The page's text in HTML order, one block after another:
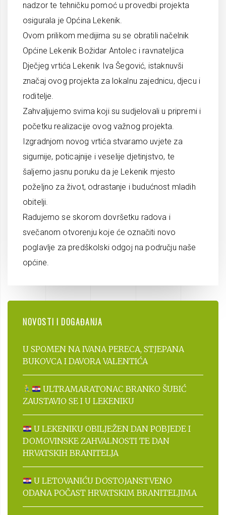
nadzor te tehničku pomoć u provedbi projekta
osigurala je Općina Lekenik.
Ovom prilikom medijima su se obratili načelnik
Općine Lekenik Božidar Antolec i ravnateljica
Dječjeg vrtića Lekenik Iva Šegović, istaknuvši
značaj ovog projekta za lokalnu zajednicu, djecu i
roditelje.
Zahvaljujemo svima koji su sudjelovali u pripremi i
početku realizacije ovog važnog projekta.
Izgradnjom novog vrtića stvaramo uvjete za
sigurnije, poticajnije i veselije djetinjstvo, te
šaljemo jasnu poruku da je Lekenik mjesto
poželjno za život, odrastanje i budućnost mladih
obitelji.
Radujemo se skorom dovršetku radova i
svečanom otvorenju koje će označiti novo
poglavlje za predškolski odgoj na području naše
općine.
NOVOSTI I DOGAĐANJA
U SPOMEN NA IVANA PERECA, STJEPANA
BUKOVCA I DAVORA VALENTIĆA
ULTRAMARATONAC BRANKO ŠUBIĆ
ZAUSTAVIO SE I U LEKENIKU
U LEKENIKU OBILJEŽEN DAN POBJEDE I
DOMOVINSKE ZAHVALNOSTI TE DAN
HRVATSKIH BRANITELJA
U LETOVANIĆU DOSTOJANSTVENO
ODANA POČAST HRVATSKIM BRANITELJIMA